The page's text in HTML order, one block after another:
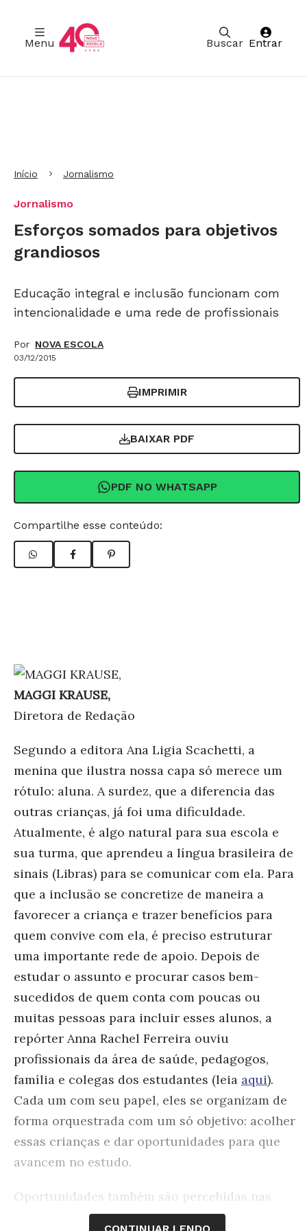
Buscar
Menu Entrar
Início Jornalismo
Jornalismo
Esforços somados para objetivos
grandiosos
Educação integral e inclusão funcionam com
intencionalidade e uma rede de profissionais
Por NOVA ESCOLA
03/12/2015
IMPRIMIR
BAIXAR PDF
PDF NO WHATSAPP
Compartilhe esse conteúdo:
MAGGI KRAUSE,
Diretora de Redação
Segundo a editora Ana Ligia Scachetti, a
menina que ilustra nossa capa só merece um
rótulo: aluna. A surdez, que a diferencia das
outras crianças, já foi uma dificuldade.
Atualmente, é algo natural para sua escola e
sua turma, que aprendeu a língua brasileira de
sinais (Libras) para se comunicar com ela. Para
que a inclusão se concretize de maneira a
favorecer a criança e trazer benefícios para
quem convive com ela, é preciso estruturar
uma importante rede de apoio. Depois de
estudar o assunto e procurar casos bem-
sucedidos de quem conta com poucas ou
muitas pessoas para incluir esses alunos, a
repórter Anna Rachel Ferreira ouviu
profissionais da área de saúde, pedagogos,
família e colegas dos estudantes (leia aqui).
Cada um com seu papel, eles se organizam de
forma orquestrada com um só objetivo: acolher
essas crianças e dar oportunidades para que
avancem no estudo.
Oportunidades também são percebidas nas
instituições que se adaptaram para oferecer